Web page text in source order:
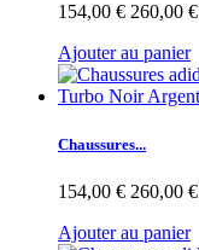
154,00 € 260,00 €
Ajouter au panier
Chaussures...
154,00 € 260,00 €
Ajouter au panier